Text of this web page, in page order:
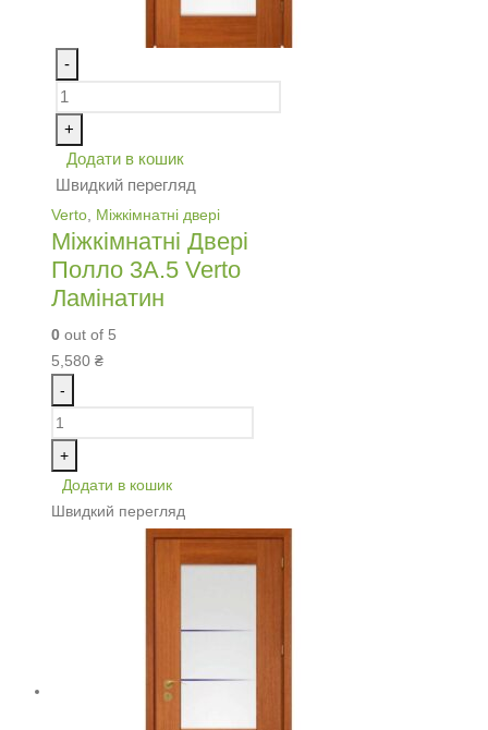
-
+
Додати в кошик
Швидкий перегляд
Verto, Міжкімнатні двері
Міжкімнатні Двері
Полло 3А.5 Verto
Ламінатин
0 out of 5
5,580 ₴
-
+
Додати в кошик
Швидкий перегляд